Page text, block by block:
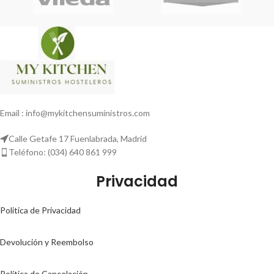
Email : info@mykitchensuministros.com
Calle Getafe 17 Fuenlabrada, Madrid
Teléfono: (034) 640 861 999
Privacidad
Politica de Privacidad
Devolución y Reembolso